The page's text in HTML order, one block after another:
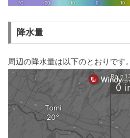
降水量
周辺の降水量は以下のとおりです。